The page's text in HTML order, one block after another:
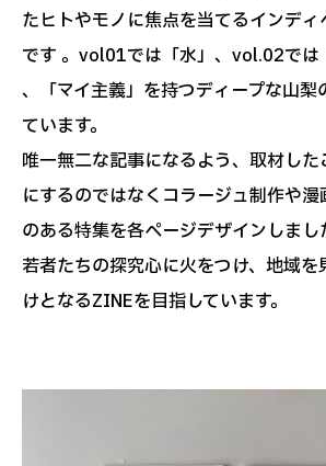
たヒトやモノに焦点を当てるインデ
です 。vol01では「水」、vol.02では
、「マイ主義」を持つディープな山梨
ています。
唯一無二な記事になるよう、取材し
にするのではなくコラージュ制作や
のある特集を各ページデザインしまし
若者たちの探究心に火をつけ、地域を
けとなるZINEを目指しています。